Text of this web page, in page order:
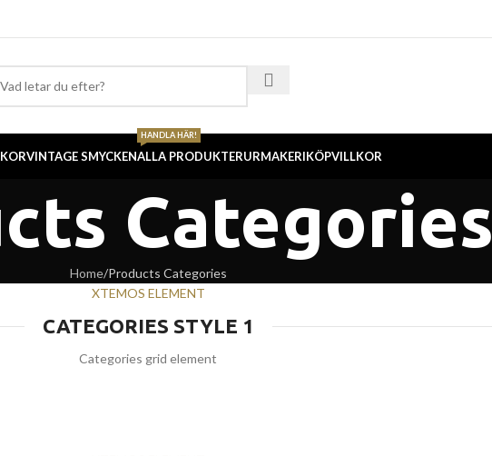
VINTAGE SMYCKENALLA PRODUKTER
HANDLA HÄR!
URMAKERIKÖPVILLKOR
Categories
Home Products Categories
XTEMOS ELEMENT
CATEGORIES STYLE 1
Categories grid element